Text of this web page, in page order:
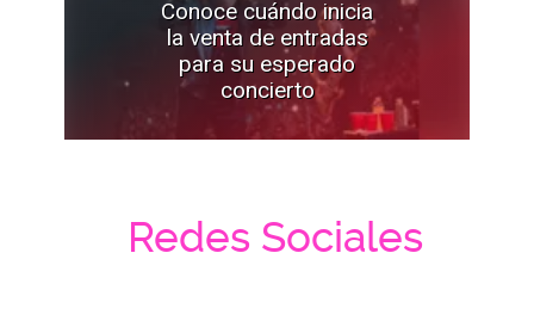
Conoce cuándo inicia
la venta de entradas
para su esperado
concierto
Redes Sociales